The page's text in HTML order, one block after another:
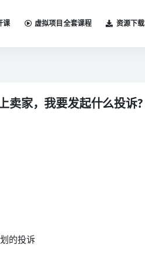
课 虚拟项目全套课程 资源下载
卖家，我要发起什么投诉?
的投诉